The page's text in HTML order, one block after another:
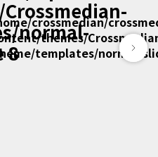
カデミー」
normal-
8
crossmedian/
themes/
templates/normal-